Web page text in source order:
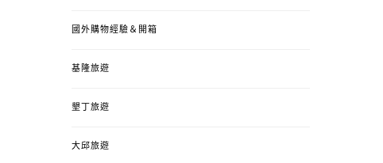
國外購物經驗＆開箱
基隆旅遊
墾丁旅遊
大邱旅遊